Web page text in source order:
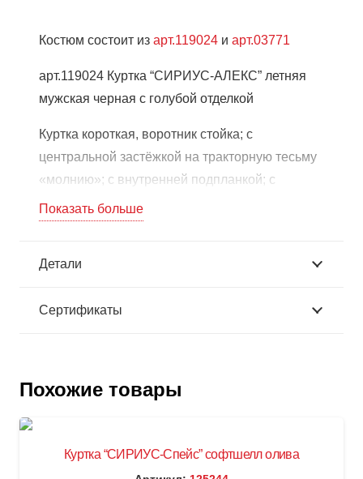
Костюм состоит из арт.119024 и арт.03771
арт.119024 Куртка “СИРИУС-АЛЕКС” летняя
мужская черная с голубой отделкой
Куртка короткая, воротник стойка; с
центральной застёжкой на тракторную тесьму
«молнию»; с внутренней подпланкой; с
верхним прорезным карманом на тесьму
«молнию» на левой полочке, и с верхним
фигурным клапаном застегивающийся на
нижними прорезными карманами «листочки»,
предусмотрен СВ кант для обозначения
Показать больше
Детали
Сертификаты
Похожие товары
Куртка “СИРИУС-Спейс” софтшелл олива